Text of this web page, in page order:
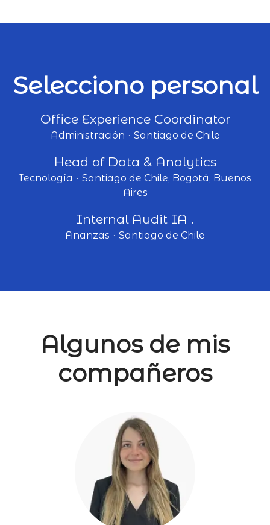
Selecciono personal
Office Experience Coordinator
Administración · Santiago de Chile
Head of Data & Analytics
Tecnología · Santiago de Chile, Bogotá, Buenos
Aires
Internal Audit IA .
Finanzas · Santiago de Chile
Algunos de mis
compañeros